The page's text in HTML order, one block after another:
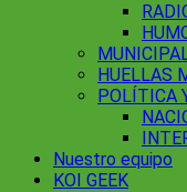
HUELLAS
POLÍTICA
Nuestro equipo
KOI GEEK